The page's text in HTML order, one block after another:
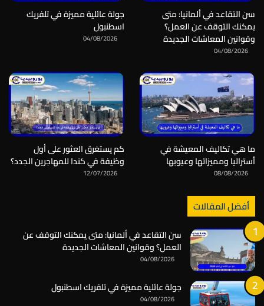
سن التقاعد في ألمانيا: متى
يمكنك التوقف عن العمل؟
وقوانين المعاشات الجديدة
04/08/2026
جولة عائلية مميزة في تلفريك
اسطنبول
04/08/2026
ما هي تكاليف المعيشة في
أستراليا ومميزاتها وعيوبها
08/08/2026
كم يستغرق العثور على أول
وظيفة في كندا للمهاجرين الجدد؟
12/07/2026
أفضل المقالات
سن التقاعد في ألمانيا: متى يمكنك التوقف عن
العمل؟ وقوانين المعاشات الجديدة
04/08/2026
جولة عائلية مميزة في تلفريك اسطنبول
04/08/2026